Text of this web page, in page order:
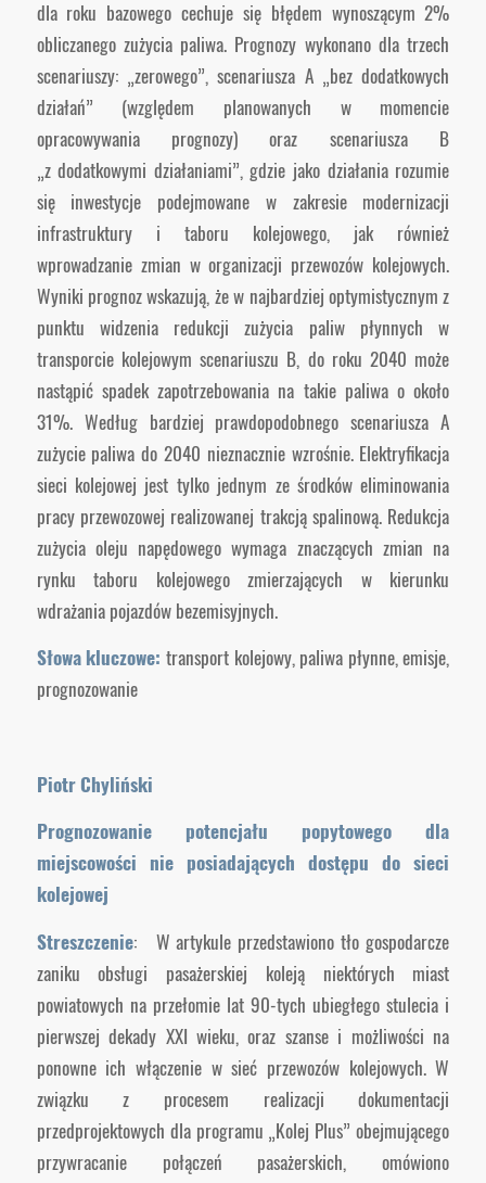
dla roku bazowego cechuje się błędem wynoszącym 2%
obliczanego zużycia paliwa. Prognozy wykonano dla trzech
scenariuszy: „zerowego”, scenariusza A „bez dodatkowych
działań” (względem planowanych w momencie
opracowywania prognozy) oraz scenariusza B
„z dodatkowymi działaniami”, gdzie jako działania rozumie
się inwestycje podejmowane w zakresie modernizacji
infrastruktury i taboru kolejowego, jak również
wprowadzanie zmian w organizacji przewozów kolejowych.
Wyniki prognoz wskazują, że w najbardziej optymistycznym z
punktu widzenia redukcji zużycia paliw płynnych w
transporcie kolejowym scenariuszu B, do roku 2040 może
nastąpić spadek zapotrzebowania na takie paliwa o około
31%. Według bardziej prawdopodobnego scenariusza A
zużycie paliwa do 2040 nieznacznie wzrośnie. Elektryfikacja
sieci kolejowej jest tylko jednym ze środków eliminowania
pracy przewozowej realizowanej trakcją spalinową. Redukcja
zużycia oleju napędowego wymaga znaczących zmian na
rynku taboru kolejowego zmierzających w kierunku
wdrażania pojazdów bezemisyjnych.
Słowa kluczowe: transport kolejowy, paliwa płynne, emisje,
prognozowanie
Piotr Chyliński
Prognozowanie potencjału popytowego dla
miejscowości nie posiadających dostępu do sieci
kolejowej
Streszczenie: W artykule przedstawiono tło gospodarcze
zaniku obsługi pasażerskiej koleją niektórych miast
powiatowych na przełomie lat 90-tych ubiegłego stulecia i
pierwszej dekady XXI wieku, oraz szanse i możliwości na
ponowne ich włączenie w sieć przewozów kolejowych. W
związku z procesem realizacji dokumentacji
przedprojektowych dla programu „Kolej Plus” obejmującego
przywracanie połączeń pasażerskich, omówiono